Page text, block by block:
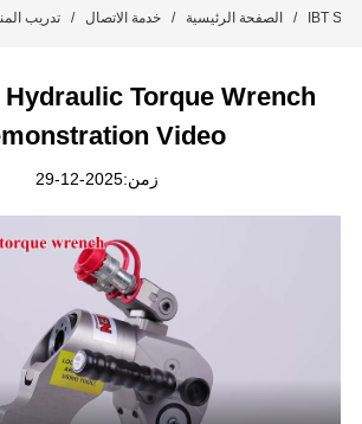
الصفحة الرئيسية / خدمة الاتصال / تدريب / IBT
Torque Wrench
Video
زمن:2025-12-29